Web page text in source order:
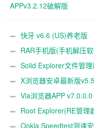
APPv3.2.12破解版
快牙 v6.6 (US)养老版
RAR手机版(手机解压
Solid Explorer文件管
X浏览器安卓最新版
Via浏览器APP
Root Explorer(RE管理
Ookla Speedtest测速